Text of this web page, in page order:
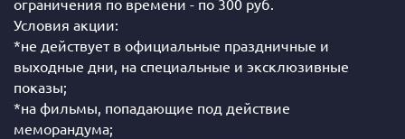
ограничения по времени - по 300 руб.
Условия акции:
*не действует в официальные праздничные и
выходные дни, на специальные и эксклюзивные
показы;
​​​​​​​*на фильмы, попадающие под действие
меморандума;